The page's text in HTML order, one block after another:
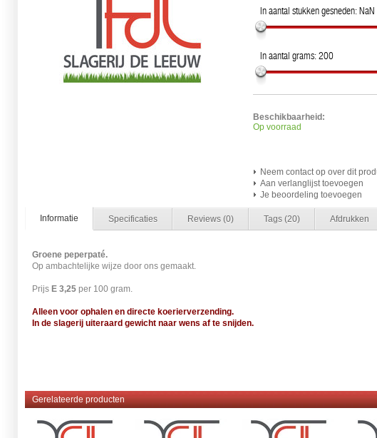
In aantal stukken gesneden:NaN
In aantal grams:200
Beschikbaarheid:
Op voorraad
Neem contact op over dit
Aan verlanglijst toevoegen
Je beoordeling toevoegen
Informatie Specificaties Reviews (0) Tags (20) Afdrukken
Groene peperpaté.
Op ambachtelijke wijze door ons gemaakt.
Prijs E 3,25 per 100 gram.
Alleen voor ophalen en directe koerierverzending.
In de slagerij uiteraard gewicht naar wens af te snijden.
Gerelateerde producten